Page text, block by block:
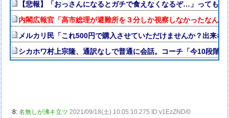
【悲報】「おっさんになるとガチで食えなくなるぞ…」ってもの
内閣広報官「高市総理が避難所を３分しか視察しなかったなん
メルカリ民「これ500円で購入させていただけませんか？出来な
シカホワ村上宗隆、通訳なしで普通に会話。コーチ「今10段階
8:名無しが沸キ立ツ 2021/09/18(土) 10:05:10.275 ID:v1EzZND/0